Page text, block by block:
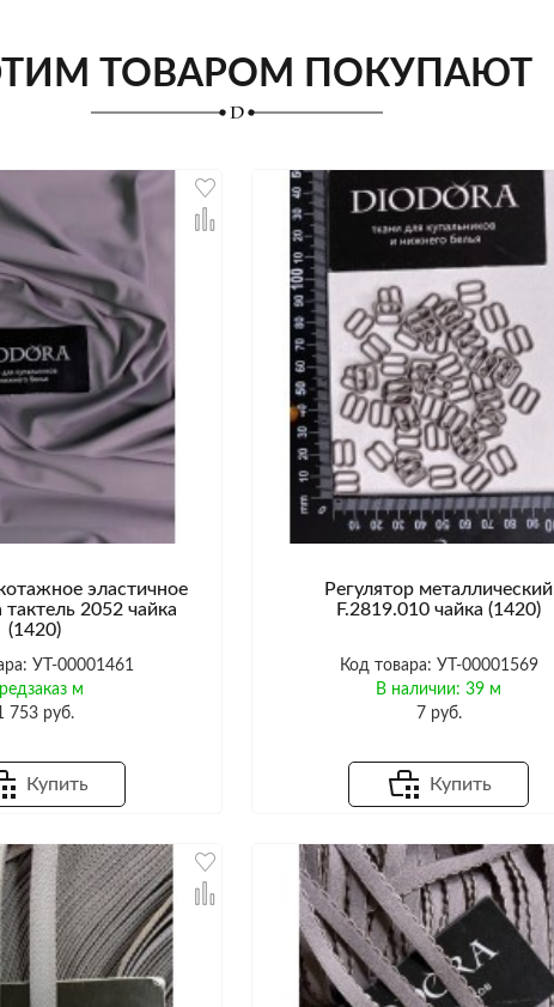
ТОВАРОМ ПОКУПАЮТ
эластичное
2052 чайка
(1420)
УТ-00001461
м
753 руб.
Купить
Регулятор металлический
F.2819.010 чайка (1420)
Код товара: УТ-00001569
В наличии: 39 м
7 руб.
Купить